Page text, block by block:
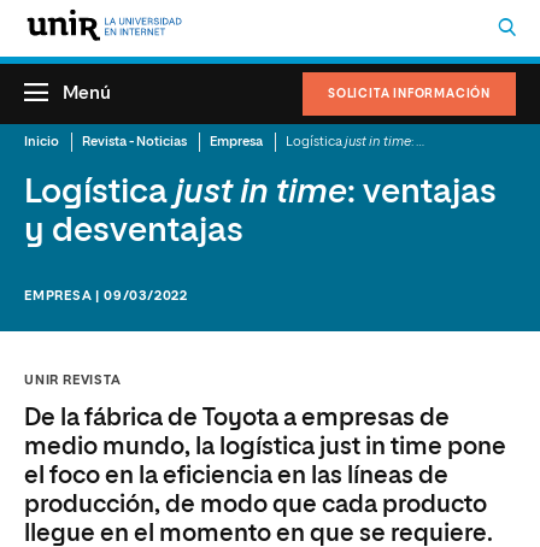
SOLICITA INFORMACIÓN
Menú
Inicio Revista - Noticias Empresa Logística just in time: ventajas y desventajas
Logística just in time: ventajas
y desventajas
EMPRESA | 09/03/2022
UNIR REVISTA
De la fábrica de Toyota a empresas de
medio mundo, la logística just in time pone
el foco en la eficiencia en las líneas de
producción, de modo que cada producto
llegue en el momento en que se requiere.